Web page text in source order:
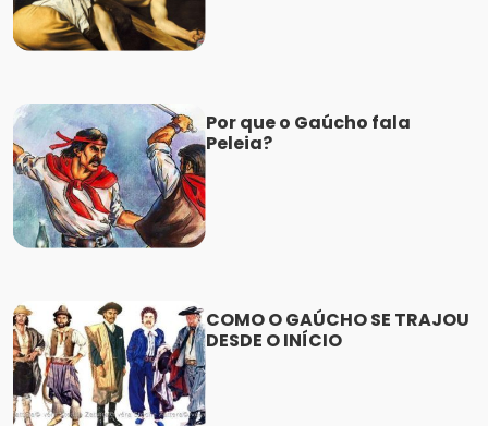
Por que o Gaúcho fala
Peleia?
COMO O GAÚCHO SE TRAJOU
DESDE O INÍCIO